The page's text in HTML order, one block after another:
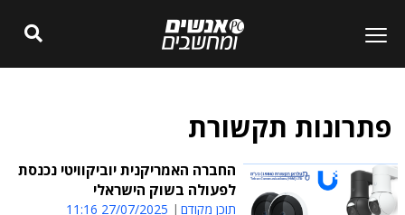
פתרונות תקשורת
החברה האמריקנית יוביקוויטי נכנסת
לפעולה בשוק הישראלי
תוכן מקודם 27/07/2025 11:16